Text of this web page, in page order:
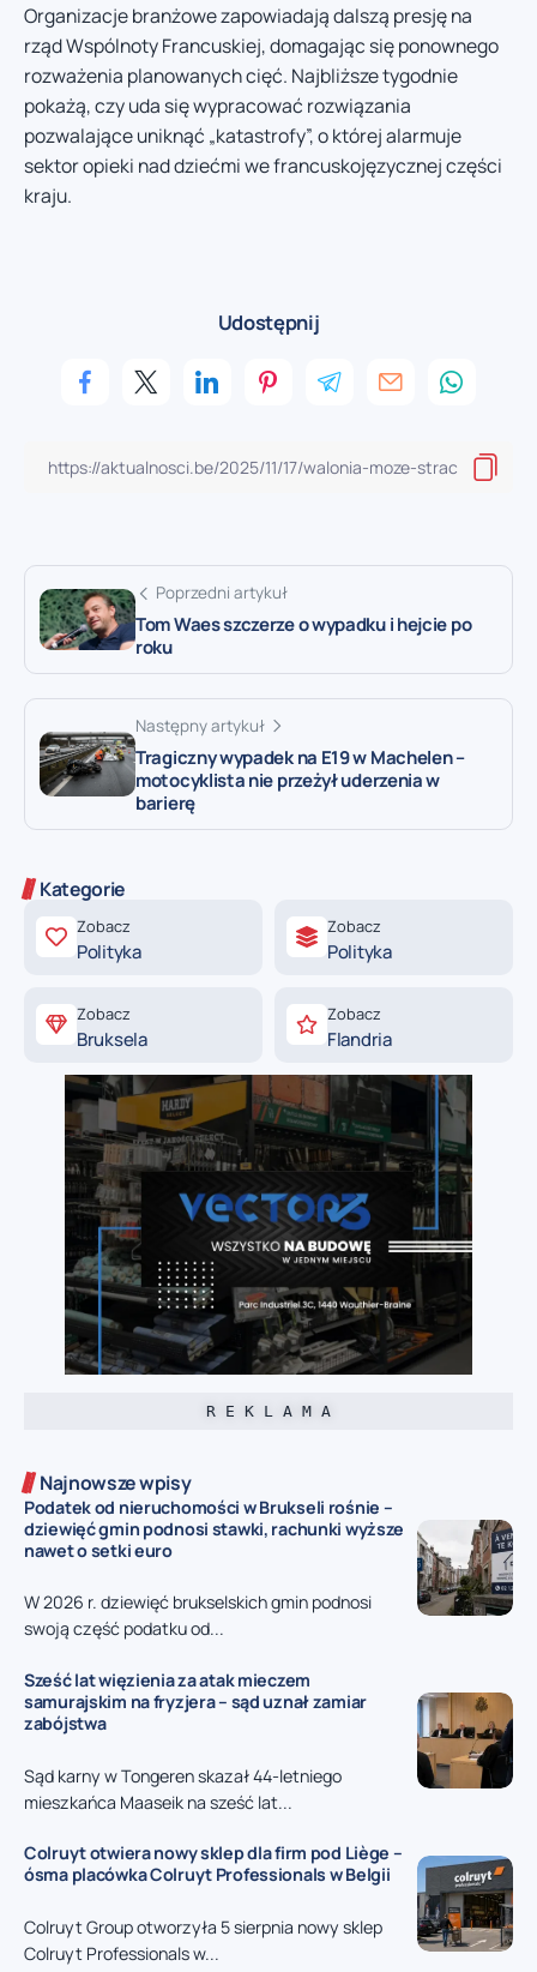
Organizacje branżowe zapowiadają dalszą presję na
rząd Wspólnoty Francuskiej, domagając się ponownego
rozważenia planowanych cięć. Najbliższe tygodnie
pokażą, czy uda się wypracować rozwiązania
pozwalające uniknąć „katastrofy”, o której alarmuje
sektor opieki nad dziećmi we francuskojęzycznej części
kraju.
Udostępnij
Poprzedni artykuł
Tom Waes szczerze o wypadku i hejcie po
roku
Następny artykuł
Tragiczny wypadek na E19 w Machelen –
motocyklista nie przeżył uderzenia w
barierę
Kategorie
Zobacz
Polityka
Zobacz
Polityka
Zobacz
Bruksela
Zobacz
Flandria
R E K L A M A
Najnowsze wpisy
Podatek od nieruchomości w Brukseli rośnie –
dziewięć gmin podnosi stawki, rachunki wyższe
nawet o setki euro
W 2026 r. dziewięć brukselskich gmin podnosi
swoją część podatku od...
Sześć lat więzienia za atak mieczem
samurajskim na fryzjera – sąd uznał zamiar
zabójstwa
Sąd karny w Tongeren skazał 44-letniego
mieszkańca Maaseik na sześć lat...
Colruyt otwiera nowy sklep dla firm pod Liège –
ósma placówka Colruyt Professionals w Belgii
Colruyt Group otworzyła 5 sierpnia nowy sklep
Colruyt Professionals w...